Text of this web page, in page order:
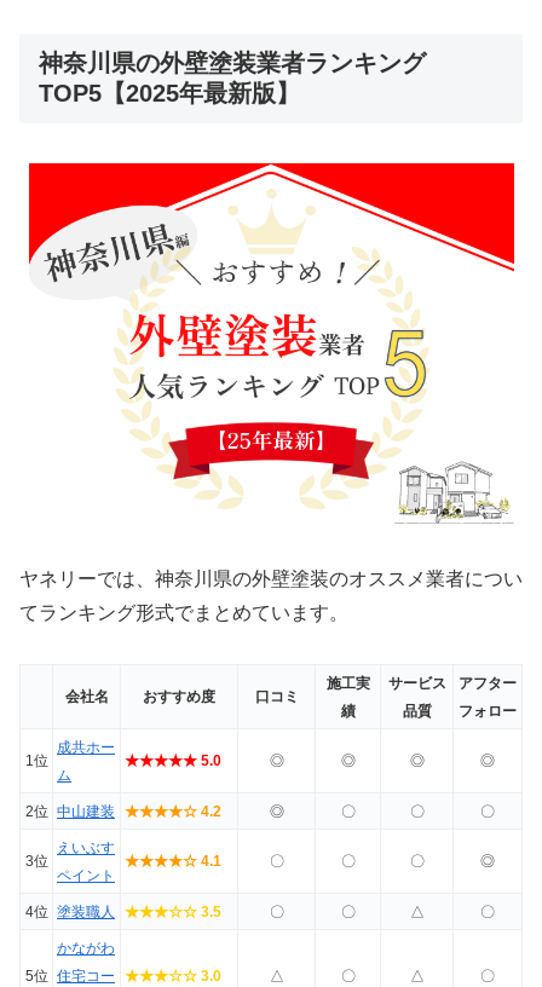
神奈川県の外壁塗装業者ランキング
TOP5【2025年最新版】
ヤネリーでは、神奈川県の外壁塗装のオススメ業者につい
てランキング形式でまとめています。
会社名 おすすめ度 口コミ
施工実
績
サービス
品質
アフター
フォロー
1位
成共ホー
ム
★★★★★ 5.0 ◎ ◎ ◎ ◎
2位 中山建装 ★★★★☆ 4.2 ◎ 〇 〇 〇
3位
えいぶす
ペイント
★★★★☆ 4.1 〇 〇 〇 ◎
4位 塗装職人 ★★★☆☆ 3.5 〇 〇 △ 〇
5位
かながわ
住宅コー
★★★☆☆ 3.0 △ 〇 △ 〇